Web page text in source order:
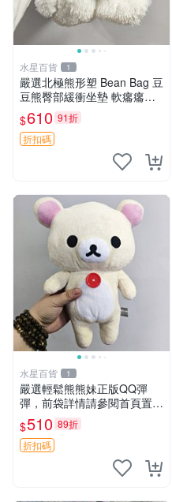
水星百貨 1
嚴選北極熊形塑 Bean Bag 豆
豆熊臀部緩衝坐墊 軟癟癟舒
壓設計 保暖又實用 適合久坐
放松 推薦居家使用 RUSS系
列 豆豆熊屁屁坐墊 3D顆粒結
$610 91折
折扣碼
水星百貨 1
嚴選輕鬆熊熊妹正版QQ彈
彈，前袋詳情請參閱首頁置頂
說明適合收藏 QQ彈彈 正版
熊熊妹
$510 89折
折扣碼